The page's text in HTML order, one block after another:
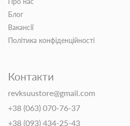
Блог
Вакансії
Політика конфіденційності
Контакти
revksuustore@gmail.com
+38 (063) 070-76-37
+38 (093) 434-25-43